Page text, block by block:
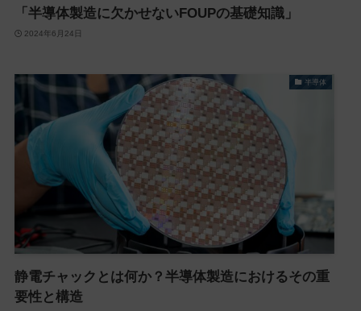
「半導体製造に欠かせないFOUPの基礎知識」
2024年6月24日
半導体
静電チャックとは何か？半導体製造におけるその重
要性と構造